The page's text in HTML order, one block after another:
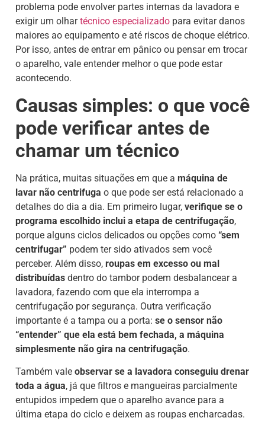
problema pode envolver partes internas da lavadora e
exigir um olhartécnico especializado para evitar danos
maiores ao equipamento e até riscos de choque elétrico.
Por isso, antes de entrar em pânico ou pensar em trocar
o aparelho, vale entender melhor o que pode estar
acontecendo.
Causas simples: o que você
pode verificar antes de
chamar um técnico
Na prática, muitas situações em que a máquina de
lavar não centrifuga o que pode ser está relacionado a
detalhes do dia a dia. Em primeiro lugar, verifique se o
programa escolhido inclui a etapa de centrifugação,
porque alguns ciclos delicados ou opções como “sem
centrifugar” podem ter sido ativados sem você
perceber. Além disso, roupas em excesso ou mal
distribuídas dentro do tambor podem desbalancear a
lavadora, fazendo com que ela interrompa a
centrifugação por segurança. Outra verificação
importante é a tampa ou a porta: se o sensor não
“entender” que ela está bem fechada, a máquina
simplesmente não gira na centrifugação.
Também vale observar se a lavadora conseguiu drenar
toda a água, já que filtros e mangueiras parcialmente
entupidos impedem que o aparelho avance para a
última etapa do ciclo e deixem as roupas encharcadas.